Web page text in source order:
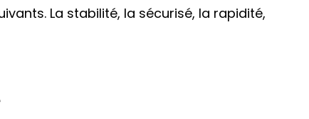
La stabilité, la sécurisé, la rapidité,